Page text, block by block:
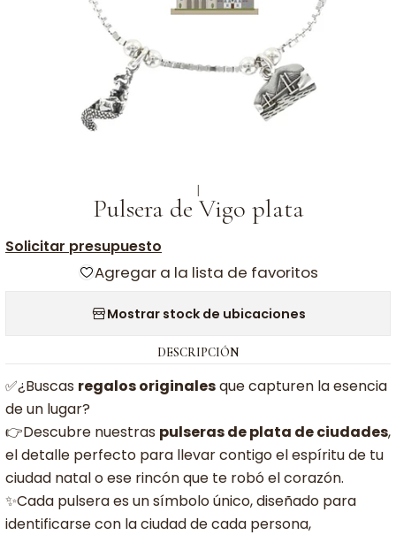
|
Pulsera de Vigo plata
Solicitar presupuesto
Agregar a la lista de favoritos
Mostrar stock de ubicaciones
DESCRIPCIÓN
✅¿Buscas regalos originalesque capturen la esencia
de un lugar?
👉Descubre nuestras pulseras de plata de ciudades,
el detalle perfecto para llevar contigo el espíritu de tu
ciudad natal o ese rincón que te robó el corazón.
✨Cada pulsera es un símbolo único, diseñado para
identificarse con la ciudad de cada persona,